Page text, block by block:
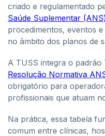
criado e regulamentado
Saúde Suplementar
procedimentos, eventos
no âmbito dos planos de
A TUSS integra o padrão
Resolução Normativa
obrigatório para
profissionais que atuam
Na prática, essa tabela
comum entre clínicas,